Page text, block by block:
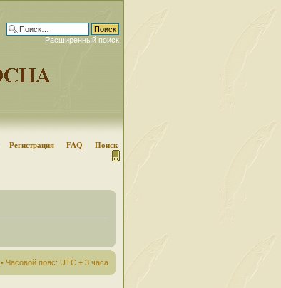
Расширенный поиск
Регистрация FAQ Поиск
• Часовой пояс: UTC + 3 часа